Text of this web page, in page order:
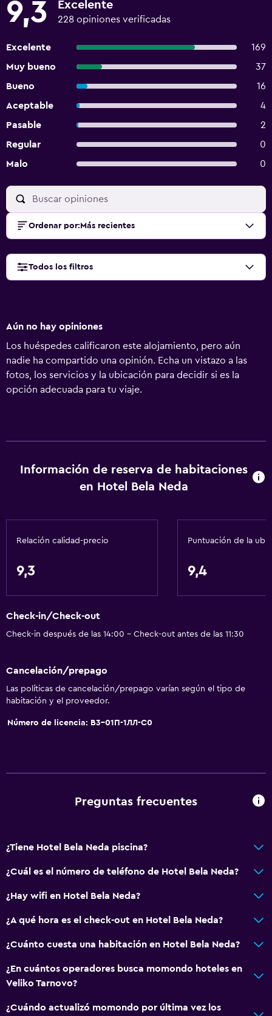
9,3 Excelente
228 opiniones verificadas
Excelente
169
Muy bueno
37
Bueno
16
Aceptable
4
Pasable
2
Regular
0
Malo
0
Ordenar por: Más recientes
Todos los filtros
Aún no hay opiniones
Los huéspedes calificaron este alojamiento, pero aún
nadie ha compartido una opinión. Echa un vistazo a las
fotos, los servicios y la ubicación para decidir si es la
opción adecuada para tu viaje.
Información de reserva de habitaciones
en Hotel Bela Neda
Relación calidad-precio
9,3
Puntuación de la
9,4
Check-in/Check-out
Check-in después de las 14:00 - Check-out antes de las 11:30
Cancelación/prepago
Las políticas de cancelación/prepago varían según el tipo de
habitación y el proveedor.
Número de licencia: В3-01П-1ЛЛ-С0
Preguntas frecuentes
¿Tiene Hotel Bela Neda piscina?
¿Cuál es el número de teléfono de Hotel Bela Neda?
¿Hay wifi en Hotel Bela Neda?
¿A qué hora es el check-out en Hotel Bela Neda?
¿Cuánto cuesta una habitación en Hotel Bela Neda?
¿En cuántos operadores busca momondo hoteles en
Veliko Tarnovo?
¿Cuándo actualizó momondo por última vez los